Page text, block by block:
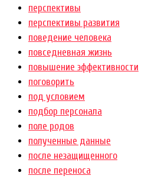
перспективы
перспективы развития
поведение человека
повседневная жизнь
повышение эффективности
поговорить
под условием
подбор персонала
поле родов
полученные данные
после незащищенного
после переноса